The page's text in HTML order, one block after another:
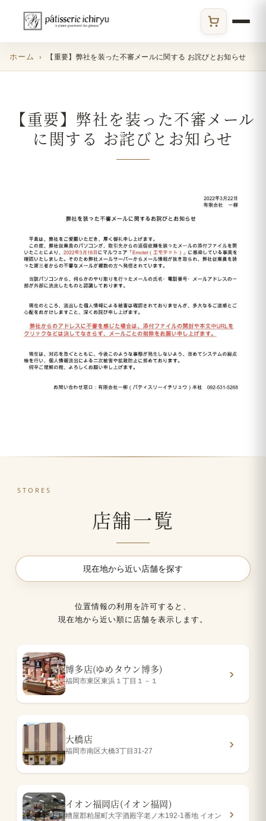
ECサイト
ホーム 【重要】弊社を装った不審メールに関する お詫びとお知らせ
【重要】弊社を装った不審メール
に関する お詫びとお知らせ
STORES
店舗一覧
現在地から近い店舗を探す
位置情報の利用を許可すると、
現在地から近い順に店舗を表示します。
博多店(ゆめタウン博多)
福岡市東区東浜１丁目１－１
大橋店
福岡市南区大橋3丁目31-27
イオン福岡店(イオン福岡)
糟屋郡粕屋町大字酒殿字老ノ木192-1番地 イオン